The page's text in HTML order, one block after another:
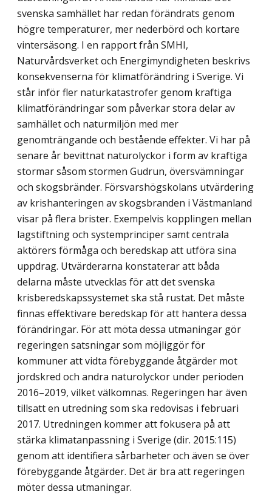
svenska samhället har redan förändrats genom
högre temperaturer, mer nederbörd och kortare
vintersäsong. I en rapport från SMHI,
Naturvårdsverket och Energimyndigheten beskrivs
konsekvenserna för klimatförändring i Sverige. Vi
står inför fler naturkatastrofer genom kraftiga
klimatförändringar som påverkar stora delar av
samhället och naturmiljön med mer
genomträngande och bestående effekter. Vi har på
senare år bevittnat naturolyckor i form av kraftiga
stormar såsom stormen Gudrun, översvämningar
och skogsbränder. Försvarshögskolans utvärdering
av krishanteringen av skogsbranden i Västmanland
visar på flera brister. Exempelvis kopplingen mellan
lagstiftning och systemprinciper samt centrala
aktörers förmåga och beredskap att utföra sina
uppdrag. Utvärderarna konstaterar att båda
delarna måste utvecklas för att det svenska
krisberedskapssystemet ska stå rustat. Det måste
finnas effektivare beredskap för att hantera dessa
förändringar. För att möta dessa utmaningar gör
regeringen satsningar som möjliggör för
kommuner att vidta förebyggande åtgärder mot
jordskred och andra naturolyckor under perioden
2016–2019, vilket välkomnas. Regeringen har även
tillsatt en utredning som ska redovisas i februari
2017. Utredningen kommer att fokusera på att
stärka klimatanpassning i Sverige (dir. 2015:115)
genom att identifiera sårbarheter och även se över
förebyggande åtgärder. Det är bra att regeringen
möter dessa utmaningar.